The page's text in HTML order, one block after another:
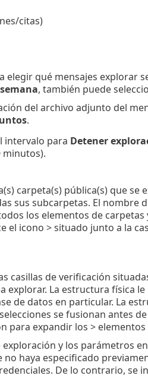
citas)
elegir qué mensajes explorar
, también puede
del archivo adjunto del
.
intervalo para Detener
minutos).
carpeta(s) pública(s) que se
sus subcarpetas. El nombre
los elementos de carpetas
el icono > situado junto a la
casillas de verificación
explorar. La estructura física
de datos en particular. La
se fusionan antes
para expandir los >
exploración y los parámetros
no haya especificado
De lo contrario, se